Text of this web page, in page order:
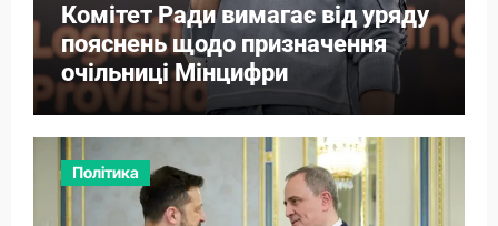
Комітет Ради вимагає від уряду
пояснень щодо призначення
очільниці Мінцифри
Політика